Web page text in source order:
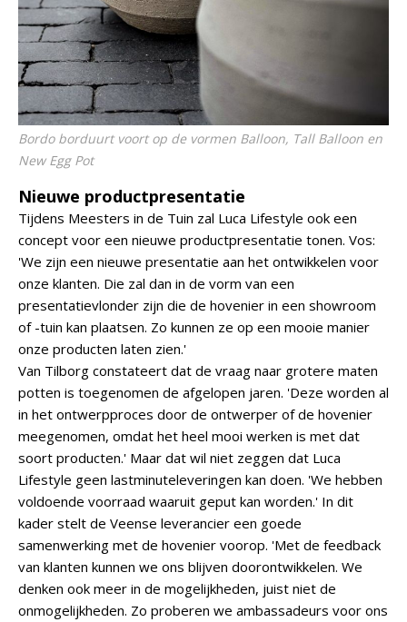
Bordo borduurt voort op de vormen Balloon, Tall Balloon en
New Egg Pot
Nieuwe productpresentatie
Tijdens Meesters in de Tuin zal Luca Lifestyle ook een
concept voor een nieuwe productpresentatie tonen. Vos:
'We zijn een nieuwe presentatie aan het ontwikkelen voor
onze klanten. Die zal dan in de vorm van een
presentatievlonder zijn die de hovenier in een showroom
of -tuin kan plaatsen. Zo kunnen ze op een mooie manier
onze producten laten zien.'
Van Tilborg constateert dat de vraag naar grotere maten
potten is toegenomen de afgelopen jaren. 'Deze worden al
in het ontwerpproces door de ontwerper of de hovenier
meegenomen, omdat het heel mooi werken is met dat
soort producten.' Maar dat wil niet zeggen dat Luca
Lifestyle geen lastminuteleveringen kan doen. 'We hebben
voldoende voorraad waaruit geput kan worden.' In dit
kader stelt de Veense leverancier een goede
samenwerking met de hovenier voorop. 'Met de feedback
van klanten kunnen we ons blijven doorontwikkelen. We
denken ook meer in de mogelijkheden, juist niet de
onmogelijkheden. Zo proberen we ambassadeurs voor ons